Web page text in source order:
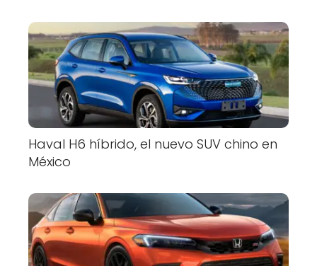
Haval H6 híbrido, el nuevo SUV chino en
México